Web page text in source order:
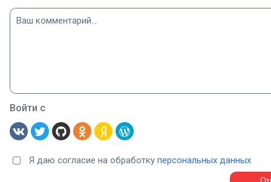
Войти с
Я даю согласие на обработку персональных данных